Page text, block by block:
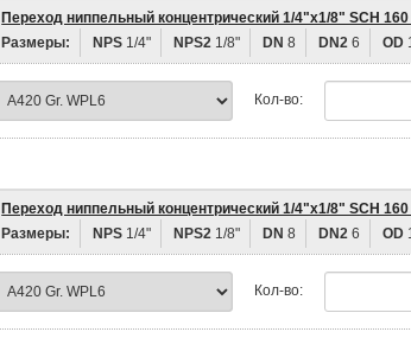
Переход ниппельный концентрический 1/4"х1/8" SCH 160
Размеры:
NPS 1/4" NPS2 1/8" DN 8 DN2 6 OD
Кол-во:
Переход ниппельный концентрический 1/4"х1/8" SCH 160
Размеры:
NPS 1/4" NPS2 1/8" DN 8 DN2 6 OD
Кол-во: